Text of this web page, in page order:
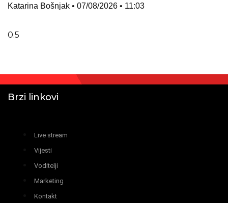
Katarina Bošnjak 07/08/2026 11:03
Brzi linkovi
Live stream
Vijesti
Voditelji
Marketing
Kontakt